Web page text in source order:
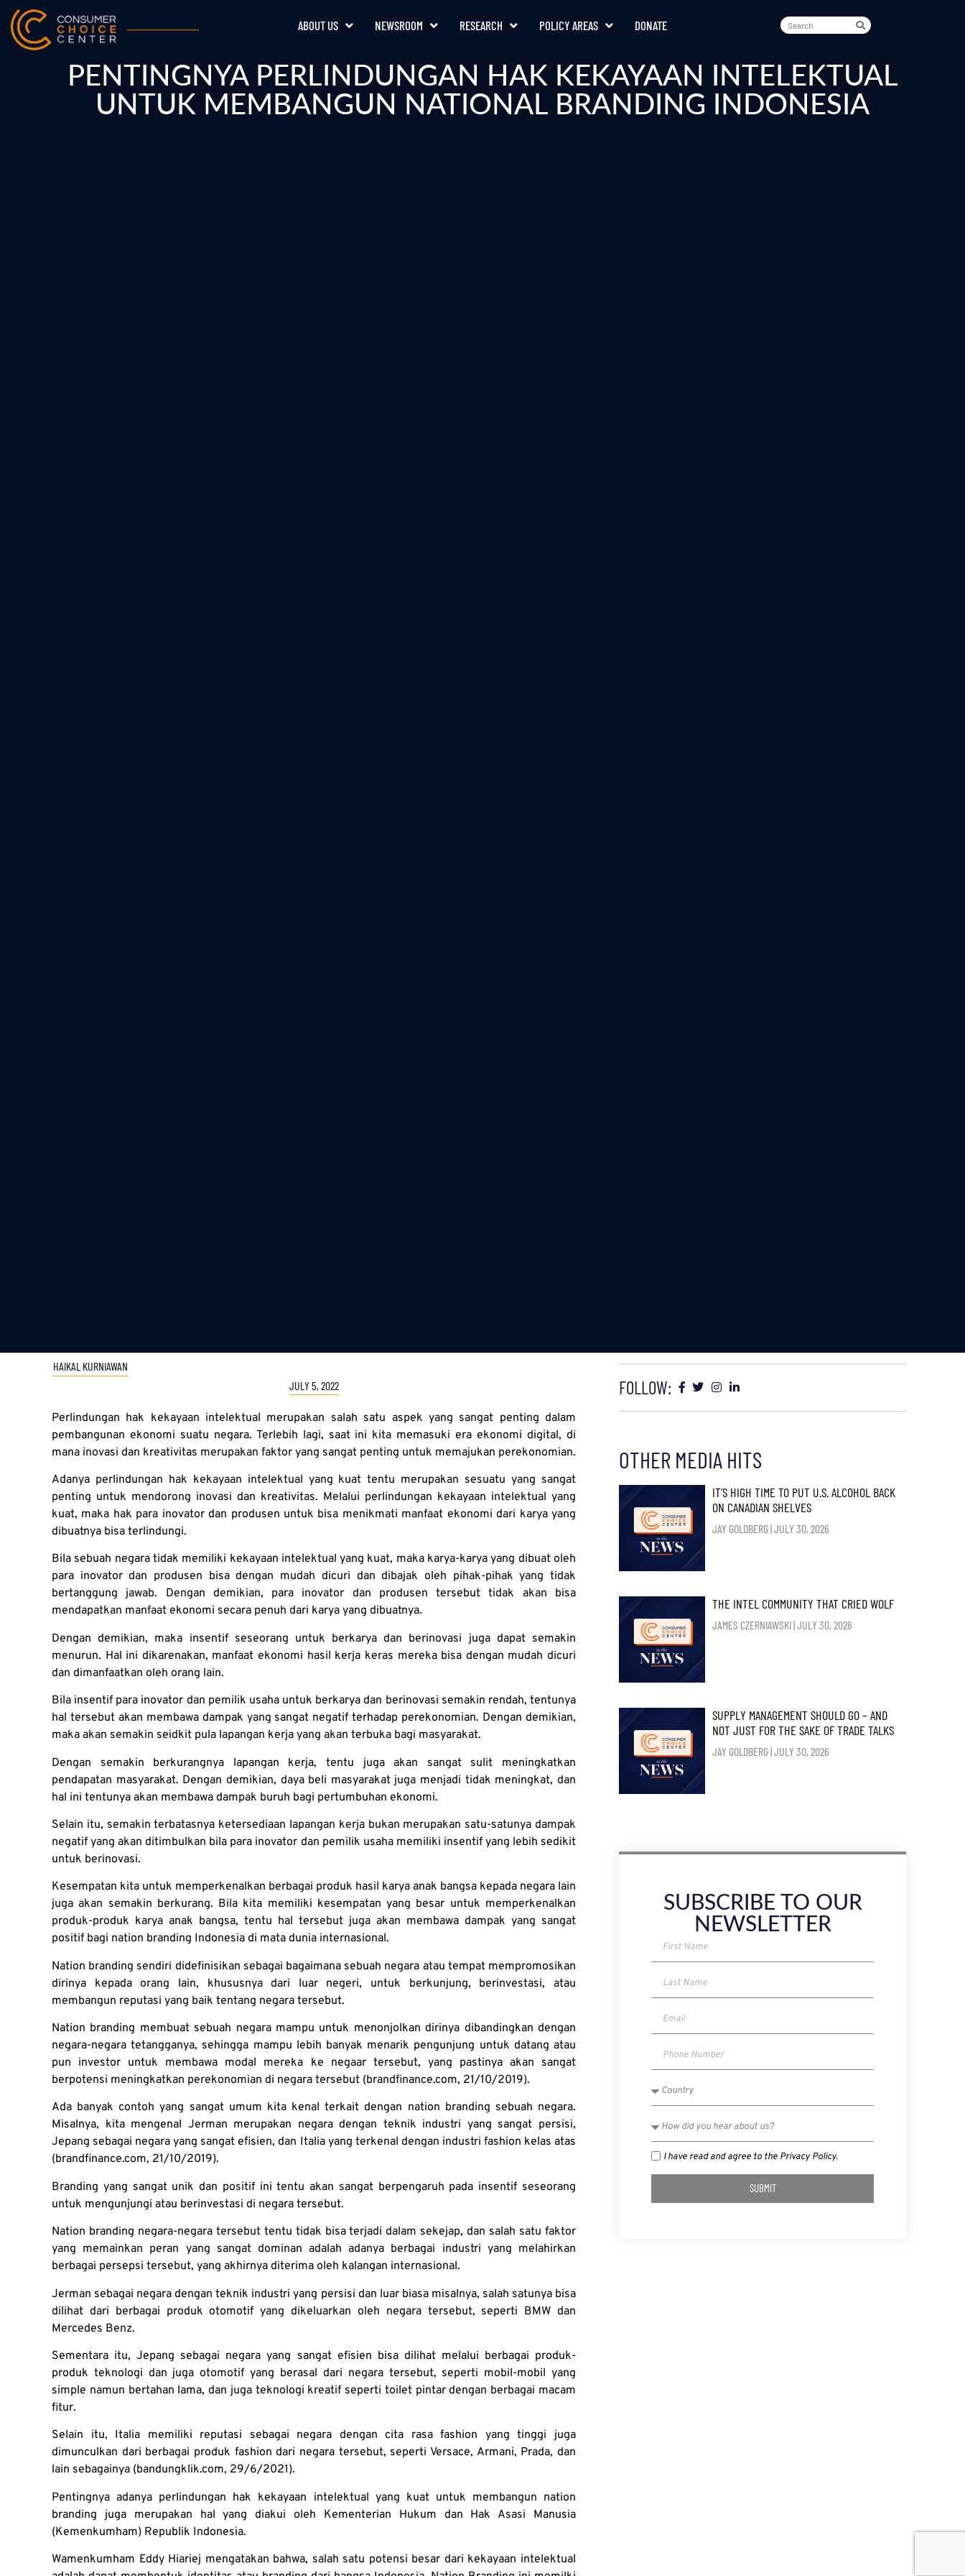
ABOUT US NEWSROOM RESEARCH POLICY AREAS DONATE
PENTINGNYA PERLINDUNGAN HAK KEKAYAAN INTELEKTUAL
UNTUK MEMBANGUN NATIONAL BRANDING INDONESIA
HAIKAL KURNIAWAN
JULY 5, 2022
Perlindungan hak kekayaan intelektual merupakan salah satu aspek yang sangat penting dalam
pembangunan ekonomi suatu negara. Terlebih lagi, saat ini kita memasuki era ekonomi digital, di
mana inovasi dan kreativitas merupakan faktor yang sangat penting untuk memajukan perekonomian.
Adanya perlindungan hak kekayaan intelektual yang kuat tentu merupakan sesuatu yang sangat
penting untuk mendorong inovasi dan kreativitas. Melalui perlindungan kekayaan intelektual yang
kuat, maka hak para inovator dan produsen untuk bisa menikmati manfaat ekonomi dari karya yang
dibuatnya bisa terlindungi.
Bila sebuah negara tidak memiliki kekayaan intelektual yang kuat, maka karya-karya yang dibuat oleh
para inovator dan produsen bisa dengan mudah dicuri dan dibajak oleh pihak-pihak yang tidak
bertanggung jawab. Dengan demikian, para inovator dan produsen tersebut tidak akan bisa
mendapatkan manfaat ekonomi secara penuh dari karya yang dibuatnya.
Dengan demikian, maka insentif seseorang untuk berkarya dan berinovasi juga dapat semakin
menurun. Hal ini dikarenakan, manfaat ekonomi hasil kerja keras mereka bisa dengan mudah dicuri
dan dimanfaatkan oleh orang lain.
Bila insentif para inovator dan pemilik usaha untuk berkarya dan berinovasi semakin rendah, tentunya
hal tersebut akan membawa dampak yang sangat negatif terhadap perekonomian. Dengan demikian,
maka akan semakin seidkit pula lapangan kerja yang akan terbuka bagi masyarakat.
Dengan semakin berkurangnya lapangan kerja, tentu juga akan sangat sulit meningkatkan
pendapatan masyarakat. Dengan demikian, daya beli masyarakat juga menjadi tidak meningkat, dan
hal ini tentunya akan membawa dampak buruh bagi pertumbuhan ekonomi.
Selain itu, semakin terbatasnya ketersediaan lapangan kerja bukan merupakan satu-satunya dampak
negatif yang akan ditimbulkan bila para inovator dan pemilik usaha memiliki insentif yang lebih sedikit
untuk berinovasi.
Kesempatan kita untuk memperkenalkan berbagai produk hasil karya anak bangsa kepada negara lain
juga akan semakin berkurang. Bila kita memiliki kesempatan yang besar untuk memperkenalkan
produk-produk karya anak bangsa, tentu hal tersebut juga akan membawa dampak yang sangat
positif bagi nation branding Indonesia di mata dunia internasional.
Nation branding sendiri didefinisikan sebagai bagaimana sebuah negara atau tempat mempromosikan
dirinya kepada orang lain, khususnya dari luar negeri, untuk berkunjung, berinvestasi, atau
membangun reputasi yang baik tentang negara tersebut.
Nation branding membuat sebuah negara mampu untuk menonjolkan dirinya dibandingkan dengan
negara-negara tetangganya, sehingga mampu lebih banyak menarik pengunjung untuk datang atau
pun investor untuk membawa modal mereka ke negaar tersebut, yang pastinya akan sangat
berpotensi meningkatkan perekonomian di negara tersebut (brandfinance.com, 21/10/2019).
Ada banyak contoh yang sangat umum kita kenal terkait dengan nation branding sebuah negara.
Misalnya, kita mengenal Jerman merupakan negara dengan teknik industri yang sangat persisi,
Jepang sebagai negara yang sangat efisien, dan Italia yang terkenal dengan industri fashion kelas atas
(brandfinance.com, 21/10/2019).
Branding yang sangat unik dan positif ini tentu akan sangat berpengaruh pada insentif seseorang
untuk mengunjungi atau berinvestasi di negara tersebut.
Nation branding negara-negara tersebut tentu tidak bisa terjadi dalam sekejap, dan salah satu faktor
yang memainkan peran yang sangat dominan adalah adanya berbagai industri yang melahirkan
berbagai persepsi tersebut, yang akhirnya diterima oleh kalangan internasional.
Jerman sebagai negara dengan teknik industri yang persisi dan luar biasa misalnya, salah satunya bisa
dilihat dari berbagai produk otomotif yang dikeluarkan oleh negara tersebut, seperti BMW dan
Mercedes Benz.
Sementara itu, Jepang sebagai negara yang sangat efisien bisa dilihat melalui berbagai produk-
produk teknologi dan juga otomotif yang berasal dari negara tersebut, seperti mobil-mobil yang
simple namun bertahan lama, dan juga teknologi kreatif seperti toilet pintar dengan berbagai macam
fitur.
Selain itu, Italia memiliki reputasi sebagai negara dengan cita rasa fashion yang tinggi juga
dimunculkan dari berbagai produk fashion dari negara tersebut, seperti Versace, Armani, Prada, dan
lain sebagainya (bandungklik.com, 29/6/2021).
Pentingnya adanya perlindungan hak kekayaan intelektual yang kuat untuk membangun nation
branding juga merupakan hal yang diakui oleh Kementerian Hukum dan Hak Asasi Manusia
(Kemenkumham) Republik Indonesia.
Wamenkumham Eddy Hiariej mengatakan bahwa, salah satu potensi besar dari kekayaan intelektual
FOLLOW:
OTHER MEDIA HITS
IT’S HIGH TIME TO PUT U.S. ALCOHOL BACK
ON CANADIAN SHELVES
JAY GOLDBERG JULY 30, 2026
THE INTEL COMMUNITY THAT CRIED WOLF
JAMES CZERNIAWSKI JULY 30, 2026
SUPPLY MANAGEMENT SHOULD GO – AND
NOT JUST FOR THE SAKE OF TRADE TALKS
JAY GOLDBERG JULY 30, 2026
SUBSCRIBE TO OUR
NEWSLETTER
I have read and agree to the Privacy Policy.
SUBMIT